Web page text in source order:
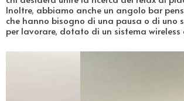
Inoltre, abbiamo anche un angolo bar
che hanno bisogno di una pausa o di uno
per lavorare, dotato di un sistema